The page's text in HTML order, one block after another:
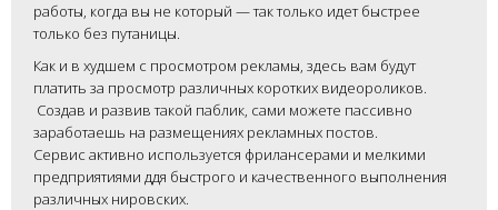
работы, когда вы не который — так только идет быстрее
только без путаницы.
Как и в худшем с просмотром рекламы, здесь вам будут
платить за просмотр различных коротких видеороликов.
Создав и развив такой паблик, сами можете пассивно
заработаешь на размещениях рекламных постов.
Сервис активно используется фрилансерами и мелкими
предприятиями ддя быстрого и качественного выполнения
различных нировских.